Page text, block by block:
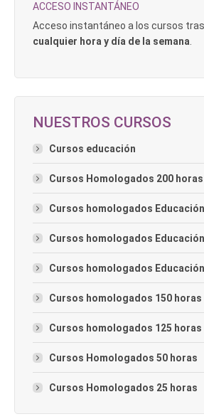
ACCESO INSTANTÁNEO
Acceso instantáneo a los cursos
cualquier hora y día de la semana.
NUESTROS CURSOS
Cursos educación
Cursos Homologados 200 horas
Cursos homologados
Cursos homologados
Cursos homologados
Cursos homologados 150 horas
Cursos homologados 125 horas
Cursos Homologados 50 horas
Cursos Homologados 25 horas